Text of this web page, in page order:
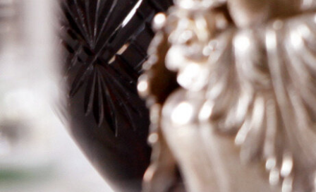
Art.nr: 20468-01
Information
Producent Drouhin Laroze
Årgång 1972
Land Frankrike
Område Bourgogne
Rött